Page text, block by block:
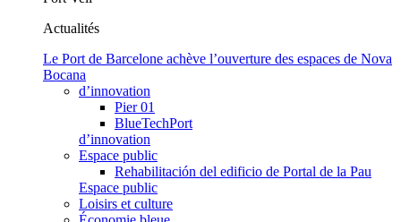
Actualités
Le Port de Barcelone achève l’ouverture des espaces de Nova
Bocana
d’innovation
Pier 01
BlueTechPort
d’innovation
Espace public
Rehabilitación del edificio de Portal de la Pau
Espace public
Loisirs et culture